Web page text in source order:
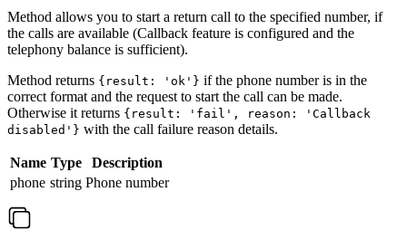
Method allows you to start a return call to the specified number, if
the calls are available (Callback feature is configured and the
telephony balance is sufficient).
Method returns {result: 'ok'} if the phone number is in the
correct format and the request to start the call can be made.
Otherwise it returns {result: 'fail', reason: 'Callback
disabled'} with the call failure reason details.
Name Type
Description
phone string Phone number